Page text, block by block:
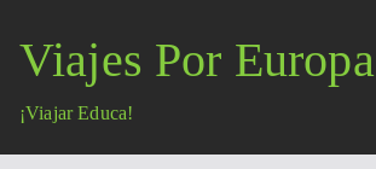
contenido
Viajes Por Europa
¡Viajar Educa!